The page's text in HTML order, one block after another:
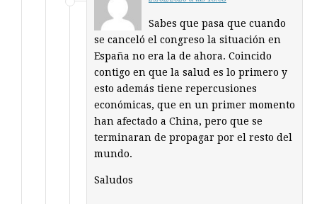
Sabes que pasa que cuando
se canceló el congreso la situación en
España no era la de ahora. Coincido
contigo en que la salud es lo primero y
esto además tiene repercusiones
económicas, que en un primer momento
han afectado a China, pero que se
terminaran de propagar por el resto del
mundo.
Saludos